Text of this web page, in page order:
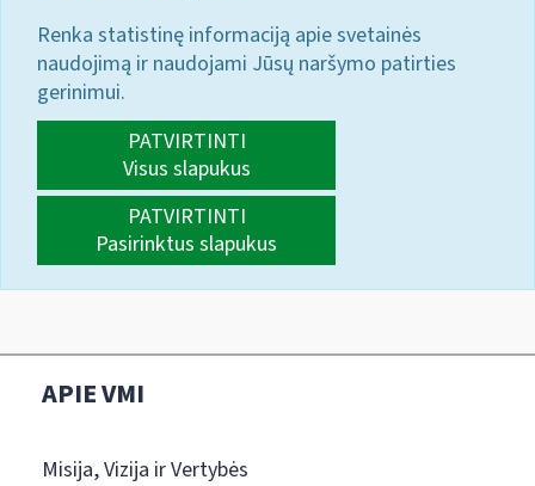
Renka statistinę informaciją apie svetainės
naudojimą ir naudojami Jūsų naršymo patirties
gerinimui.
PATVIRTINTI
Visus slapukus
PATVIRTINTI
Pasirinktus slapukus
APIE VMI
Misija, Vizija ir Vertybės